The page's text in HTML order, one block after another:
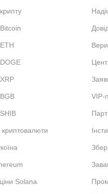
криптовалюти
Solana
VIP-